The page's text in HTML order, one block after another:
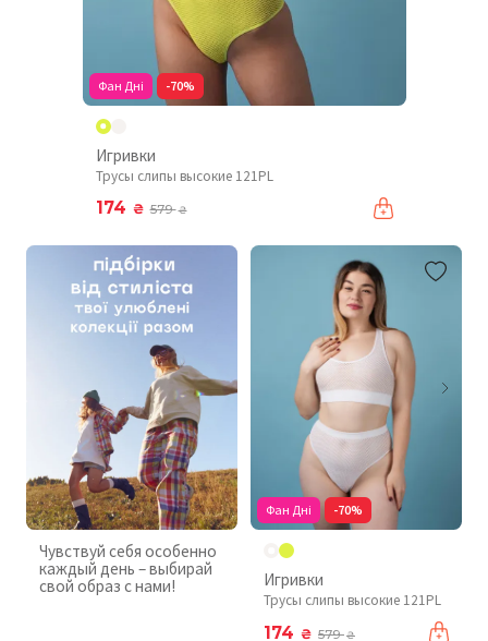
Фан Дні -70%
Игривки
Трусы слипы высокие 121PL
174 ₴ 579₴
Чувствуй себя особенно
каждый день – выбирай
свой образ с нами!
Фан Дні -70%
Игривки
Трусы слипы высокие 121PL
174 ₴ 579₴